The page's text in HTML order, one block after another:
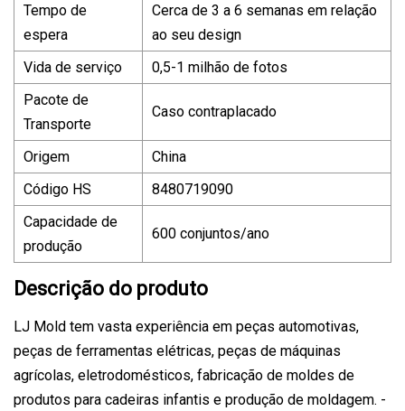
Tempo de
espera
Cerca de 3 a 6 semanas em relação
ao seu design
Vida de serviço
0,5-1 milhão de fotos
Pacote de
Transporte
Caso contraplacado
Origem
China
Código HS
8480719090
Capacidade de
produção
600 conjuntos/ano
Descrição do produto
LJ Mold tem vasta experiência em peças automotivas,
peças de ferramentas elétricas, peças de máquinas
agrícolas, eletrodomésticos, fabricação de moldes de
produtos para cadeiras infantis e produção de moldagem. -